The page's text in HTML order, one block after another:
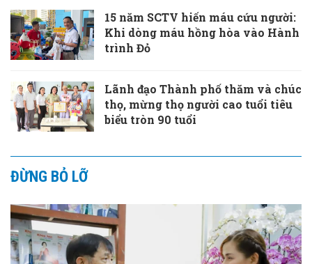
15 năm SCTV hiến máu cứu người:
Khi dòng máu hồng hòa vào Hành
trình Đỏ
Lãnh đạo Thành phố thăm và chúc
thọ, mừng thọ người cao tuổi tiêu
biểu tròn 90 tuổi
ĐỪNG BỎ LỠ